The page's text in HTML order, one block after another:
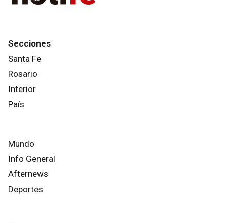
Secciones
Santa Fe
Rosario
Interior
País
Mundo
Info General
Afternews
Deportes